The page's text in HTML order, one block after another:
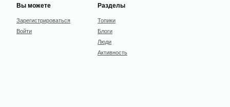
Вы можете
Зарегистрироваться
Войти
Разделы
Топики
Блоги
Люди
Активность